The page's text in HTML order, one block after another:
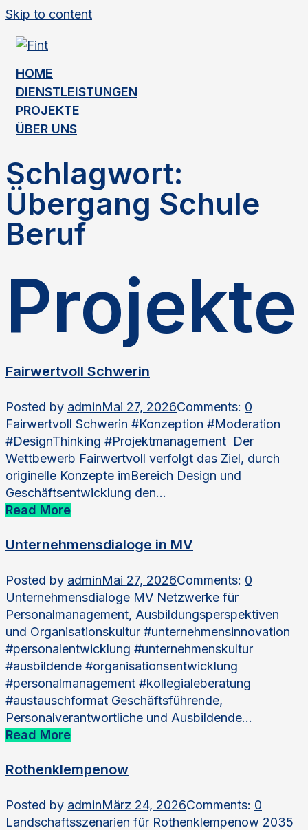
Skip to content
HOME
DIENSTLEISTUNGEN
PROJEKTE
ÜBER UNS
Schlagwort:
Übergang Schule
Beruf
Projekte
Fairwertvoll Schwerin
Posted by adminMai 27, 2026Comments: 0
Fairwertvoll Schwerin #Konzeption #Moderation
#DesignThinking #Projektmanagement Der
Wettbewerb Fairwertvoll verfolgt das Ziel, durch
originelle Konzepte imBereich Design und
Geschäftsentwicklung den…
Read More
Unternehmensdialoge in MV
Posted by adminMai 27, 2026Comments: 0
Unternehmensdialoge MV Netzwerke für
Personalmanagement, Ausbildungsperspektiven
und Organisationskultur #unternehmensinnovation
#personalentwicklung #unternehmenskultur
#ausbildende #organisationsentwicklung
#personalmanagement #kollegialeberatung
#austauschformat Geschäftsführende,
Personalverantwortliche und Ausbildende…
Read More
Rothenklempenow
Posted by adminMärz 24, 2026Comments: 0
Landschaftsszenarien für Rothenklempenow 2035